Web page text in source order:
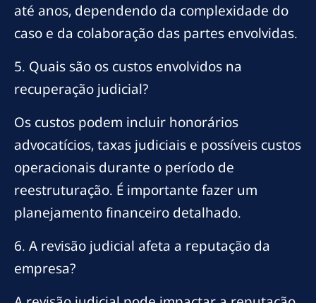
até anos, dependendo da complexidade do
caso e da colaboração das partes envolvidas.
5. Quais são os custos envolvidos na
recuperação judicial?
Os custos podem incluir honorários
advocatícios, taxas judiciais e possíveis custos
operacionais durante o período de
reestruturação. É importante fazer um
planejamento financeiro detalhado.
6. A revisão judicial afeta a reputação da
empresa?